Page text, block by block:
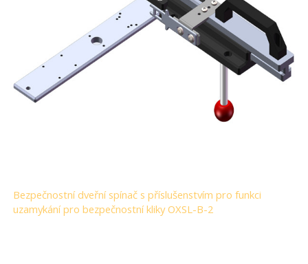
Bezpečnostní dveřní spínač s příslušenstvím pro funkci
uzamykání pro bezpečnostní kliky OXSL-B-2